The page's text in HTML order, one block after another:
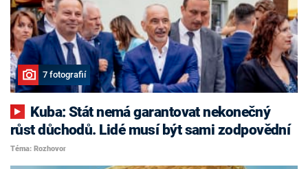
7 fotografií
růst důchodů. Lidé musí být sami zodpovědní
Téma: Rozhovor